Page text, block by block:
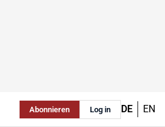
Abonnieren Log in DE EN